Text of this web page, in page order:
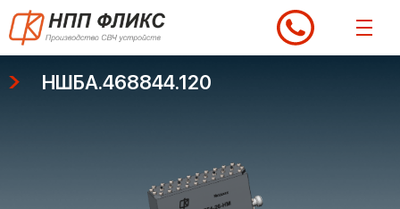
Перейти
содержимому
НШБА.468844.120